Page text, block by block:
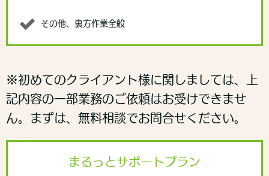
その他、裏方作業全般
※初めてのクライアント様に関しましては、上
記内容の一部業務のご依頼はお受けできませ
ん。まずは、無料相談でお問合せください。
まるっとサポートプラン